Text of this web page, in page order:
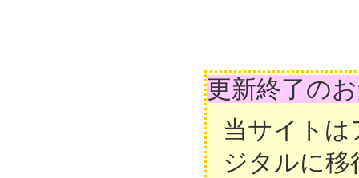
更新終了の
当サイト
ジタルに移